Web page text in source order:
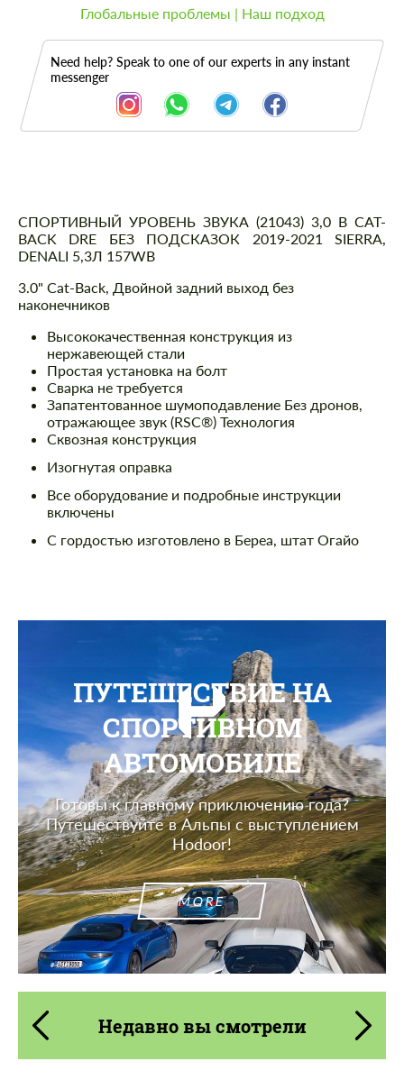
Глобальные проблемы | Наш подход
Need help? Speak to one of our experts in any instant
messenger
Описание
СПОРТИВНЫЙ УРОВЕНЬ ЗВУКА (21043) 3,0 В CAT-
BACK DRE БЕЗ ПОДСКАЗОК 2019-2021 SIERRA,
DENALI 5,3Л 157WB
3.0" Cat-Back, Двойной задний выход без
наконечников
Высококачественная конструкция из
нержавеющей стали
Простая установка на болт
Сварка не требуется
Запатентованное шумоподавление Без дронов,
отражающее звук (RSC®) Технология
Сквозная конструкция
Изогнутая оправка
Все оборудование и подробные инструкции
включены
С гордостью изготовлено в Береа, штат Огайо
ПУТЕШЕСТВИЕ НА
СПОРТИВНОМ
АВТОМОБИЛЕ
Готовы к главному приключению года?
Путешествуйте в Альпы с выступлением
Hodoor!
MORE
Недавно вы смотрели